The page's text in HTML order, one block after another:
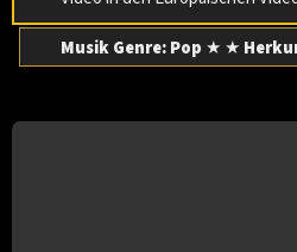
Musik Genre: Pop ★ ★